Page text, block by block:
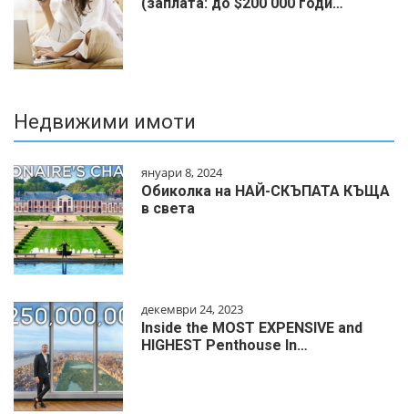
(заплата: до $200 000 годи…
Недвижими имоти
януари 8, 2024
Обиколка на НАЙ-СКЪПАТА КЪЩА
в света
декември 24, 2023
Inside the MOST EXPENSIVE and
HIGHEST Penthouse In…